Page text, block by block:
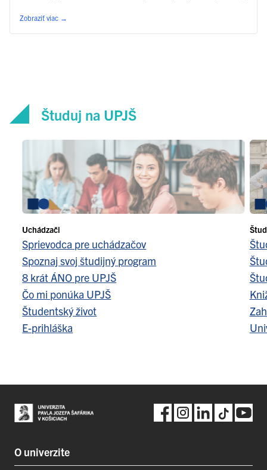
Zobraziť viac
→
Študuj na UPJŠ
Uchádzači
Sprievodca pre uchádzačov
Spoznaj svoj študijný program
8 krát ÁNO pre UPJŠ
Čo mi ponúka UPJŠ
Študentský život
E-prihláška
O univerzite